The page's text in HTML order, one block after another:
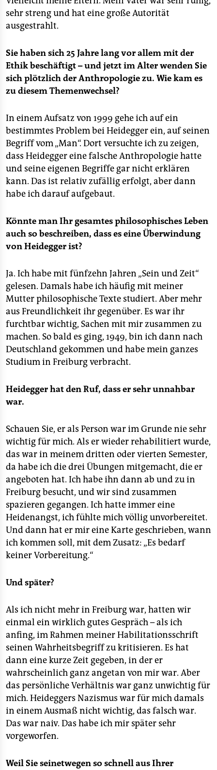
sehr streng und hat eine große Autorität
ausgestrahlt.
Sie haben sich 25 Jahre lang vor allem mit der
Ethik beschäftigt – und jetzt im Alter wenden Sie
sich plötzlich der Anthropologie zu. Wie kam es
zu diesem Themenwechsel?
In einem Aufsatz von 1999 gehe ich auf ein
bestimmtes Problem bei Heidegger ein, auf seinen
Begriff vom „Man“. Dort versuchte ich zu zeigen,
dass Heidegger eine falsche Anthropologie hatte
und seine eigenen Begriffe gar nicht erklären
kann. Das ist relativ zufällig erfolgt, aber dann
habe ich darauf aufgebaut.
Könnte man Ihr gesamtes philosophisches Leben
auch so beschreiben, dass es eine Überwindung
von Heidegger ist?
Ja. Ich habe mit fünfzehn Jahren „Sein und Zeit“
gelesen. Damals habe ich häufig mit meiner
Mutter philosophische Texte studiert. Aber mehr
aus Freundlichkeit ihr gegenüber. Es war ihr
furchtbar wichtig, Sachen mit mir zusammen zu
machen. So bald es ging, 1949, bin ich dann nach
Deutschland gekommen und habe mein ganzes
Studium in Freiburg verbracht.
Heidegger hat den Ruf, dass er sehr unnahbar
war.
Schauen Sie, er als Person war im Grunde nie sehr
wichtig für mich. Als er wieder rehabilitiert wurde,
das war in meinem dritten oder vierten Semester,
da habe ich die drei Übungen mitgemacht, die er
angeboten hat. Ich habe ihn dann ab und zu in
Freiburg besucht, und wir sind zusammen
spazieren gegangen. Ich hatte immer eine
Heidenangst, ich fühlte mich völlig unvorbereitet.
Und dann hat er mir eine Karte geschrieben, wann
ich kommen soll, mit dem Zusatz: „Es bedarf
keiner Vorbereitung.“
Und später?
Als ich nicht mehr in Freiburg war, hatten wir
einmal ein wirklich gutes Gespräch – als ich
anfing, im Rahmen meiner Habilitationsschrift
seinen Wahrheitsbegriff zu kritisieren. Es hat
dann eine kurze Zeit gegeben, in der er
wahrscheinlich ganz angetan von mir war. Aber
das persönliche Verhältnis war ganz unwichtig für
mich. Heideggers Nazismus war für mich damals
in einem Ausmaß nicht wichtig, das falsch war.
Das war naiv. Das habe ich mir später sehr
vorgeworfen.
Weil Sie seinetwegen so schnell aus Ihrer